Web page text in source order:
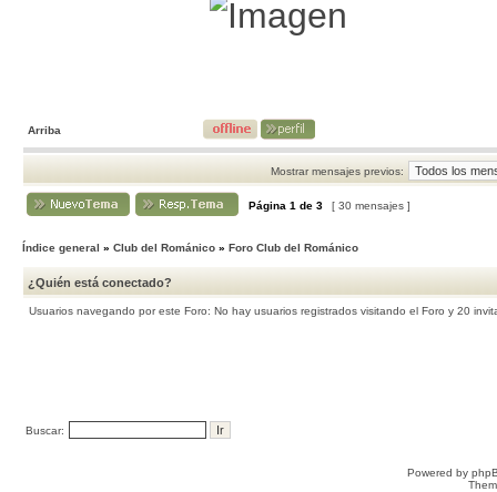
Arriba
Mostrar mensajes previos:
Página 1 de 3 [ 30 mensajes ]
Índice general » Club del Románico » Foro Club del Románico
¿Quién está conectado?
Usuarios navegando por este Foro: No hay usuarios registrados visitando el Foro y 20
Buscar:
Powered by